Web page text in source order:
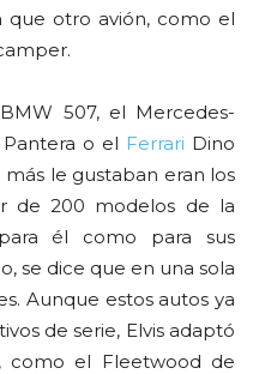
que otro avión, como el
507, el Mercedes-
o el Ferrari Dino
le gustaban eran los
de 200 modelos de la
él como para sus
se dice que en una sola
Aunque estos autos ya
de serie, Elvis adaptó
como el Fleetwood de